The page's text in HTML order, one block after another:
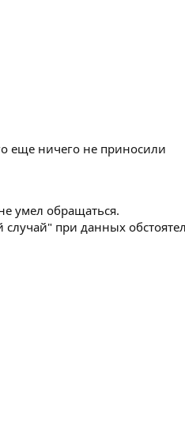
еще ничего не приносили
умел обращаться.
при данных